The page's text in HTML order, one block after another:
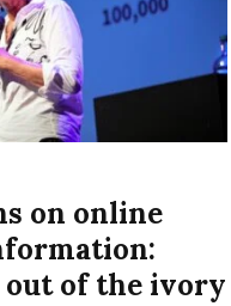
on online
out of the ivory